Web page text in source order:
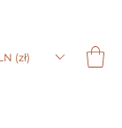
(zł)